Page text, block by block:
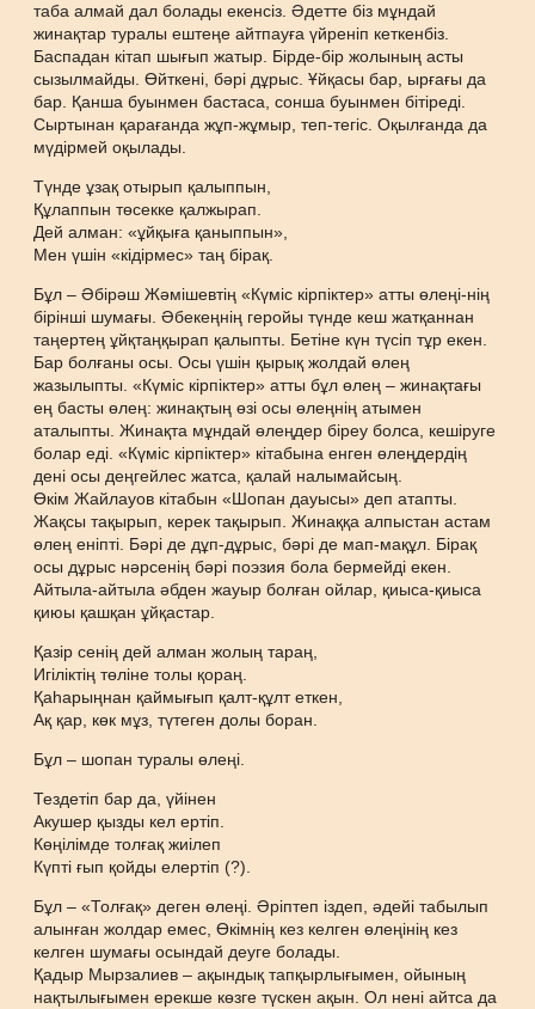
таба алмай дал болады екенсіз. Әдетте біз мұндай
жинақтар туралы ештеңе айтпауға үйреніп кеткенбіз.
Баспадан кітап шығып жатыр. Бірде-бір жолының асты
сызылмайды. Өйткені, бәрі дұрыс. Ұйқасы бар, ырғағы да
бар. Қанша буынмен бастаса, сонша буынмен бітіреді.
Сыртынан қарағанда жұп-жұмыр, теп-тегіс. Оқылғанда да
мүдірмей оқылады.
Түнде ұзақ отырып қалыппын,
Құлаппын төсекке қалжырап.
Дей алман: «ұйқыға қаныппын»,
Мен үшін «кідірмес» таң бірақ.
Бұл – Әбірәш Жәмішевтің «Күміс кірпіктер» атты өлеңі-нің
бірінші шумағы. Әбекеңнің геройы түнде кеш жатқаннан
таңертең ұйқтаңқырап қалыпты. Бетіне күн түсіп тұр екен.
Бар болғаны осы. Осы үшін қырық жолдай өлең
жазылыпты. «Күміс кірпіктер» атты бұл өлең – жинақтағы
ең басты өлең: жинақтың өзі осы өлеңнің атымен
аталыпты. Жинақта мұндай өлеңдер біреу болса, кешіруге
болар еді. «Күміс кірпіктер» кітабына енген өлеңдердің
дені осы деңгейлес жатса, қалай налымайсың.
Өкім Жайлауов кітабын «Шопан дауысы» деп атапты.
Жақсы тақырып, керек тақырып. Жинаққа алпыстан астам
өлең еніпті. Бәрі де дұп-дұрыс, бәрі де мап-мақұл. Бірақ
осы дұрыс нәрсенің бәрі поэзия бола бермейді екен.
Айтыла-айтыла әбден жауыр болған ойлар, қиыса-қиыса
қиюы қашқан ұйқастар.
Қазір сенің дей алман жолың тараң,
Игіліктің төліне толы қораң.
Қаһарыңнан қаймығып қалт-құлт еткен,
Ақ қар, көк мұз, түтеген долы боран.
Бұл – шопан туралы өлеңі.
Тездетіп бар да, үйінен
Акушер қызды кел ертіп.
Көңілімде толғақ жиілеп
Күпті ғып қойды елертіп (?).
Бұл – «Толғақ» деген өлеңі. Әріптеп іздеп, әдейі табылып
алынған жолдар емес, Өкімнің кез келген өлеңінің кез
келген шумағы осындай деуге болады.
Қадыр Мырзалиев – ақындық тапқырлығымен, ойының
нақтылығымен ерекше көзге түскен ақын. Ол нені айтса да